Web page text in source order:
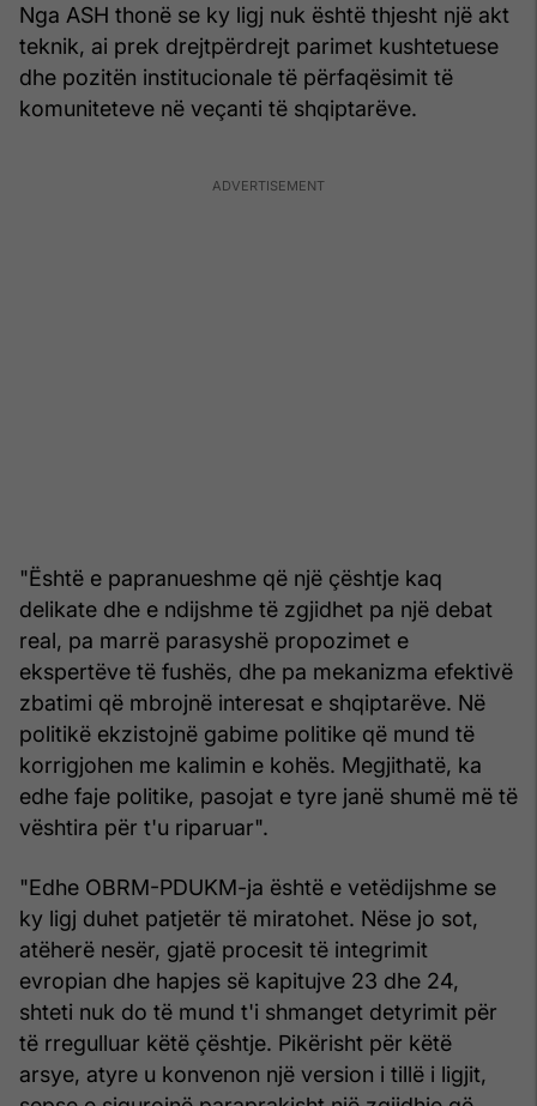
Nga ASH thonë se ky ligj nuk është thjesht një akt
teknik, ai prek drejtpërdrejt parimet kushtetuese
dhe pozitën institucionale të përfaqësimit të
komuniteteve në veçanti të shqiptarëve.
"Është e papranueshme që një çështje kaq
delikate dhe e ndijshme të zgjidhet pa një debat
real, pa marrë parasyshë propozimet e
ekspertëve të fushës, dhe pa mekanizma efektivë
zbatimi që mbrojnë interesat e shqiptarëve. Në
politikë ekzistojnë gabime politike që mund të
korrigjohen me kalimin e kohës. Megjithatë, ka
edhe faje politike, pasojat e tyre janë shumë më të
vështira për t'u riparuar".
"Edhe OBRM-PDUKM-ja është e vetëdijshme se
ky ligj duhet patjetër të miratohet. Nëse jo sot,
atëherë nesër, gjatë procesit të integrimit
evropian dhe hapjes së kapitujve 23 dhe 24,
shteti nuk do të mund t'i shmanget detyrimit për
të rregulluar këtë çështje. Pikërisht për këtë
arsye, atyre u konvenon një version i tillë i ligjit,